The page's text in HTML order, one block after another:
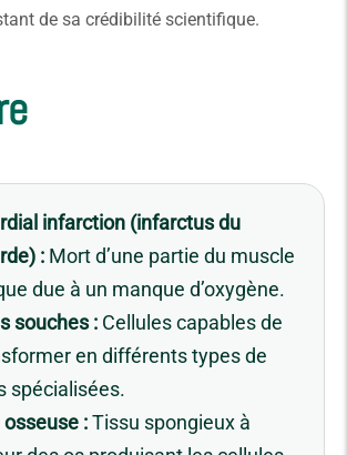
de sa crédibilité scientifique.
infarction (infarctus du
: Mort d’une partie du muscle
due à un manque d’oxygène.
souches : Cellules capables de
en différents types de
spécialisées.
:Tissu spongieux à